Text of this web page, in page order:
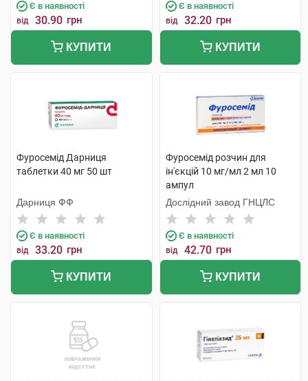
Є в наявності
від 30.90 грн
КУПИТИ
Є в наявності
від 32.20 грн
КУПИТИ
Фуросемід Дарниця
таблетки 40 мг 50 шт
Дарниця ФФ
Є в наявності
від 33.20 грн
КУПИТИ
Фуросемід розчин для
ін'єкцій 10 мг/мл 2 мл 10
ампул
Дослідний завод ГНЦЛС
Є в наявності
від 42.70 грн
КУПИТИ